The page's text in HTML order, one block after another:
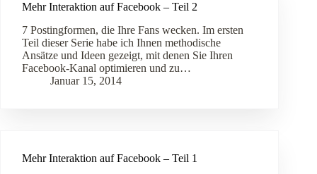
Mehr Interaktion auf Facebook – Teil 2
7 Postingformen, die Ihre Fans wecken. Im ersten
Teil dieser Serie habe ich Ihnen methodische
Ansätze und Ideen gezeigt, mit denen Sie Ihren
Facebook-Kanal optimieren und zu…
Januar 15, 2014
Mehr Interaktion auf Facebook – Teil 1